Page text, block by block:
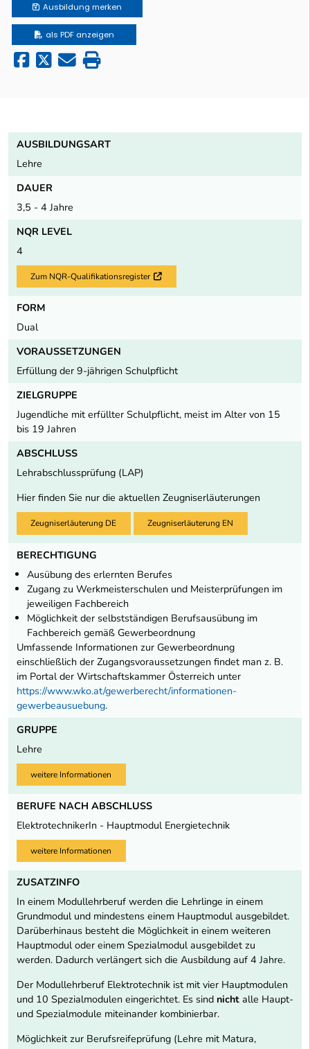
Ausbildung merken
als PDF anzeigen
AUSBILDUNGSART
Lehre
DAUER
3,5 - 4 Jahre
NQR LEVEL
4
Zum NQR-Qualifikationsregister Externer Link
FORM
Dual
VORAUSSETZUNGEN
Erfüllung der 9-jährigen Schulpflicht
ZIELGRUPPE
Jugendliche mit erfüllter Schulpflicht, meist im Alter von 15
bis 19 Jahren
ABSCHLUSS
Lehrabschlussprüfung (LAP)
Hier finden Sie nur die aktuellen Zeugniserläuterungen
Zeugniserläuterung DE Zeugniserläuterung EN
BERECHTIGUNG
Ausübung des erlernten Berufes
Zugang zu Werkmeisterschulen und Meisterprüfungen im
jeweiligen Fachbereich
Möglichkeit der selbstständigen Berufsausübung im
Fachbereich gemäß Gewerbeordnung
Umfassende Informationen zur Gewerbeordnung
einschließlich der Zugangsvoraussetzungen findet man z. B.
im Portal der Wirtschaftskammer Österreich unter
https://www.wko.at/gewerberecht/informationen-
gewerbeausuebung.
GRUPPE
Lehre
weitere Informationen
BERUFE NACH ABSCHLUSS
ElektrotechnikerIn - Hauptmodul Energietechnik
weitere Informationen
ZUSATZINFO
In einem Modullehrberuf werden die Lehrlinge in einem
Grundmodul und mindestens einem Hauptmodul ausgebildet.
Darüberhinaus besteht die Möglichkeit in einem weiteren
Hauptmodul oder einem Spezialmodul ausgebildet zu
werden. Dadurch verlängert sich die Ausbildung auf 4 Jahre.
Der Modullehrberuf Elektrotechnik ist mit vier Hauptmodulen
und 10 Spezialmodulen eingerichtet. Es sind nicht alle Haupt-
und Spezialmodule miteinander kombinierbar.
Möglichkeit zur Berufsreifeprüfung (Lehre mit Matura,